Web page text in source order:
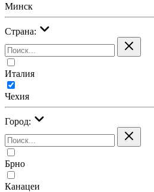
Минск
Страна:
Италия
Чехия
Город:
Брно
Канацеи